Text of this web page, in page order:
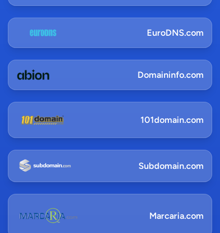
EuroDNS.com
Domaininfo.com
101domain.com
Subdomain.com
Marcaria.com